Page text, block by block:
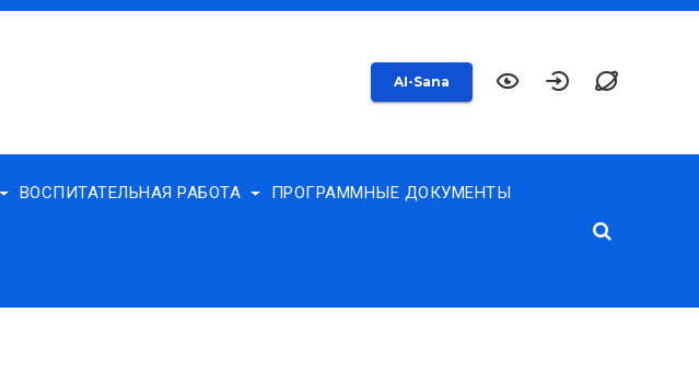
AI-Sana
ВОСПИТАТЕЛЬНАЯ РАБОТА ПРОГРАММНЫЕ ДОКУМЕНТЫ